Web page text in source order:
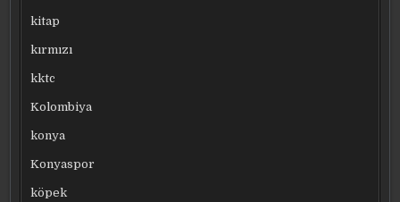
kitap
kırmızı
kktc
Kolombiya
konya
Konyaspor
köpek